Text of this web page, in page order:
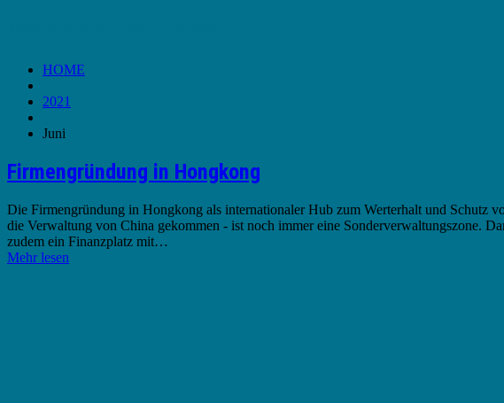
HOME
2021
Juni
Firmengründung in Hongkong
Die Firmengründung in Hongkong als internationaler Hub zum Werterhalt und Schutz
die Verwaltung von China gekommen - ist noch immer eine Sonderverwaltungszone.
zudem ein Finanzplatz mit…
Mehr lesen